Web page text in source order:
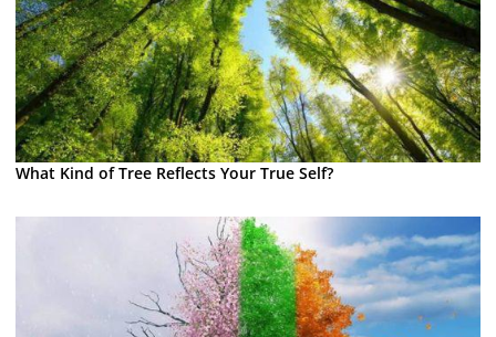
What Kind of Tree Reflects Your True Self?